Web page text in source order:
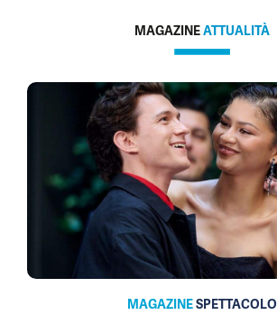
MAGAZINEATTUALITÀ
MAGAZINESPETTACOLO